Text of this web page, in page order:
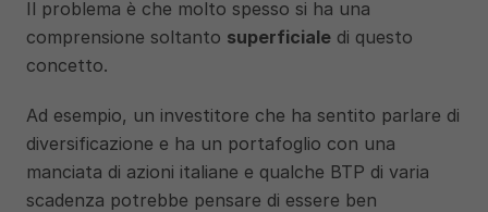
Il problema è che molto spesso si ha una
comprensione soltanto superficiale di questo
concetto.
Ad esempio, un investitore che ha sentito parlare di
diversificazione e ha un portafoglio con una
manciata di azioni italiane e qualche BTP di varia
scadenza potrebbe pensare di essere ben